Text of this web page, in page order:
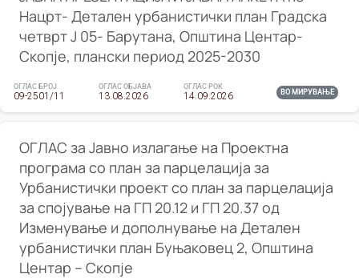
Нацрт- Детален урбанистички план Градска
четврт Ј 05- Барутана, Општина Центар-
Скопје, плански период 2025-2030
ОГЛАС БРОЈ
09-2501/11
ОГЛАС ОБЈАВА
13.08.2026
ОГЛАС РОК
14.09.2026 ВО МИРУВАЊЕ
ОГЛАС за Јавно излагање на Проектна
програма со план за парцелација за
Урбанистички проект со план за парцелација
за спојување на ГП 20.12 и ГП 20.37 од
Изменување и дополнување на Детален
урбанистички план Буњаковец 2, Општина
Центар – Скопје